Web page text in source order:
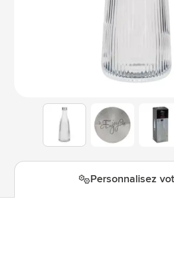
Afficher
Afficher
Afficher
Afficher
Afficher
Outils & Déplacements
Afficher
View larger imageView larger
Personnalisez